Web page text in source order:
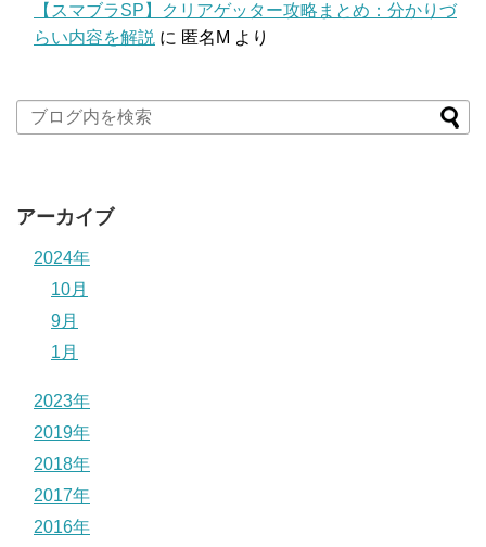
【スマブラSP】クリアゲッター攻略まとめ：分かりづ
らい内容を解説 に 匿名M より
アーカイブ
2024年
10月
9月
1月
2023年
2019年
2018年
2017年
2016年